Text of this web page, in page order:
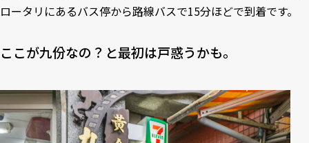
ロータリにあるバス停から路線バスで15分ほどで到着です。
ここが九份なの？と最初は戸惑うかも。